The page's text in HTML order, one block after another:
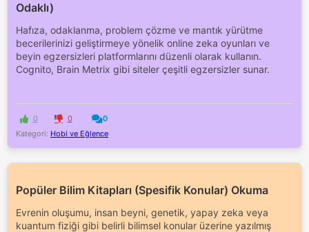
Odaklı)
Hafıza, odaklanma, problem çözme ve mantık yürütme
becerilerinizi geliştirmeye yönelik online zeka oyunları ve
beyin egzersizleri platformlarını düzenli olarak kullanın.
Cognito, Brain Metrix gibi siteler çeşitli egzersizler sunar.
0 0
0
Kategori: Hobi ve Eğlence
Popüler Bilim Kitapları (Spesifik Konular) Okuma
Evrenin oluşumu, insan beyni, genetik, yapay zeka veya
kuantum fiziği gibi belirli bilimsel konular üzerine yazılmış